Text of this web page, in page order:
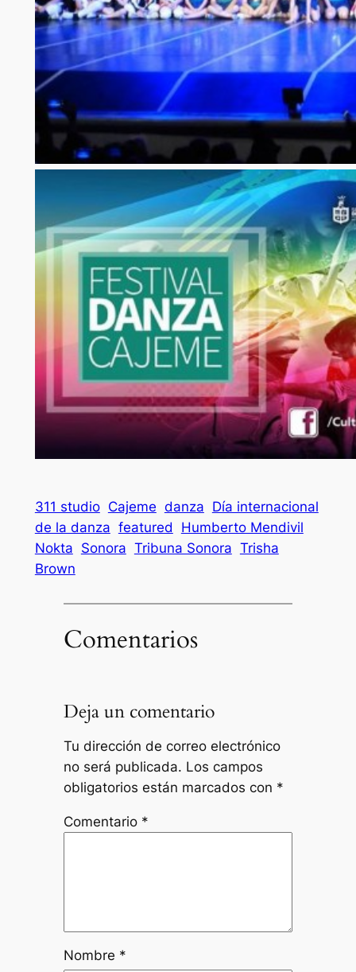
311 studio Cajeme danza Día internacional
de la danza featured
Humberto Mendivil
Nokta Sonora Tribuna Sonora Trisha
Brown
Comentarios
Deja un comentario
Tu dirección de correo electrónico
no será publicada. Los campos
obligatorios están marcados con *
Comentario *
Nombre *